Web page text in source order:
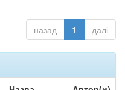
назад 1 далі